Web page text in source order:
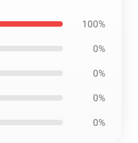
100%
0%
0%
0%
0%